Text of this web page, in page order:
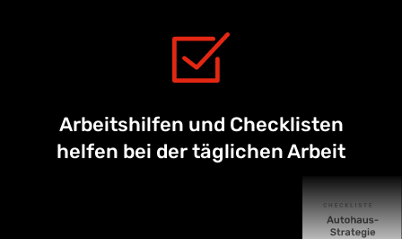
Arbeitshilfen und Checklisten
helfen bei der täglichen Arbeit